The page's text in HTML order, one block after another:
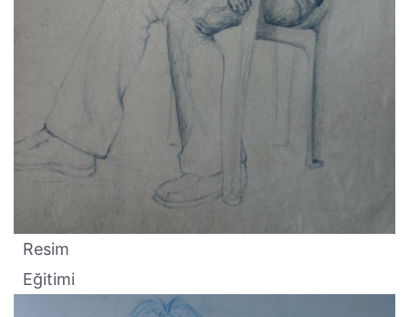
Resim
Eğitimi